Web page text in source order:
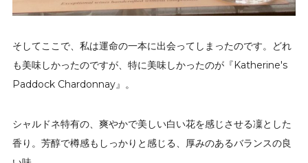
そしてここで、私は運命の一本に出会ってしまったのです。どれ
も美味しかったのですが、特に美味しかったのが『Katherine's
Paddock Chardonnay』。
シャルドネ特有の、爽やかで美しい白い花を感じさせる凜とした
香り。芳醇で樽感もしっかりと感じる、厚みのあるバランスの良